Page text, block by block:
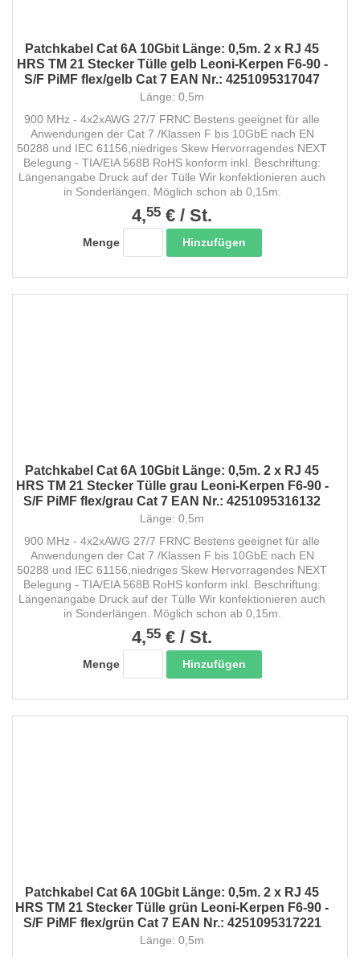
Patchkabel Cat 6A 10Gbit Länge: 0,5m. 2 x RJ 45
HRS TM 21 Stecker Tülle gelb Leoni-Kerpen F6-90 -
S/F PiMF flex/gelb Cat 7 EAN Nr.: 4251095317047
Länge: 0,5m
900 MHz - 4x2xAWG 27/7 FRNC Bestens geeignet für alle
Anwendungen der Cat 7 /Klassen F bis 10GbE nach EN
50288 und IEC 61156,niedriges Skew Hervorragendes NEXT
Belegung - TIA/EIA 568B RoHS konform inkl. Beschriftung:
Längenangabe Druck auf der Tülle Wir konfektionieren auch
in Sonderlängen. Möglich schon ab 0,15m.
4,55 € / St.
Menge Hinzufügen
Patchkabel Cat 6A 10Gbit Länge: 0,5m. 2 x RJ 45
HRS TM 21 Stecker Tülle grau Leoni-Kerpen F6-90 -
S/F PiMF flex/grau Cat 7 EAN Nr.: 4251095316132
Länge: 0,5m
900 MHz - 4x2xAWG 27/7 FRNC Bestens geeignet für alle
Anwendungen der Cat 7 /Klassen F bis 10GbE nach EN
50288 und IEC 61156,niedriges Skew Hervorragendes NEXT
Belegung - TIA/EIA 568B RoHS konform inkl. Beschriftung:
Längenangabe Druck auf der Tülle Wir konfektionieren auch
in Sonderlängen. Möglich schon ab 0,15m.
4,55 € / St.
Menge Hinzufügen
Patchkabel Cat 6A 10Gbit Länge: 0,5m. 2 x RJ 45
HRS TM 21 Stecker Tülle grün Leoni-Kerpen F6-90 -
S/F PiMF flex/grün Cat 7 EAN Nr.: 4251095317221
Länge: 0,5m